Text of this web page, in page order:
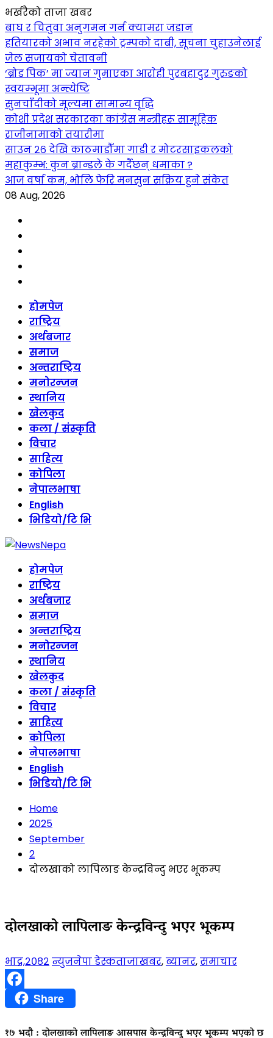
भर्खरैको ताजा खबर
बाघ र चितुवा अनुगमन गर्न क्यामरा जडान
हतियारको अभाव नरहेको ट्रम्पको दाबी, सूचना चुहाउनेलाई
जेल सजायको चेतावनी
‘ब्रोड पिक’ मा ज्यान गुमाएका आराेही पुरबहादुर गुरुङको
स्वयम्भूमा अन्त्येष्टि
सुनचाँदीको मूल्यमा सामान्य वृद्धि
कोशी प्रदेश सरकारका कांग्रेस मन्त्रीहरू सामूहिक
राजीनामाको तयारीमा
साउन २६ देखि काठमाडौँमा गाडी र मोटरसाइकलको
महाकुम्भ: कुन ब्रान्डले के गर्दैछन् धमाका ?
आज वर्षा कम, भोलि फेरि मनसुन सक्रिय हुने संकेत
08 Aug, 2026
Skip
content
होमपेज
राष्ट्रिय
अर्थबजार
समाज
अन्तराष्ट्रिय
मनोरन्जन
स्थानिय
खेलकुद
कला / संस्कृति
विचार
साहित्य
कोपिला
नेपालभाषा
English
भिडियो/टि भि
होमपेज
राष्ट्रिय
अर्थबजार
समाज
अन्तराष्ट्रिय
मनोरन्जन
स्थानिय
खेलकुद
कला / संस्कृति
विचार
साहित्य
कोपिला
नेपालभाषा
English
भिडियो/टि भि
Home
2025
September
2
दोलखाको लापिलाङ केन्द्रविन्दु भएर भूकम्प
दोलखाको लापिलाङ केन्द्रविन्दु भएर भूकम्प
भाद्र,२०८२ न्युजनेपा डेस्कताजाखबर,ब्यानर,समाचार
FacebookShare
१७ भदौ : दोलखाको लापिलाङ आसपास केन्द्रविन्दु भएर भूकम्प भएको छ